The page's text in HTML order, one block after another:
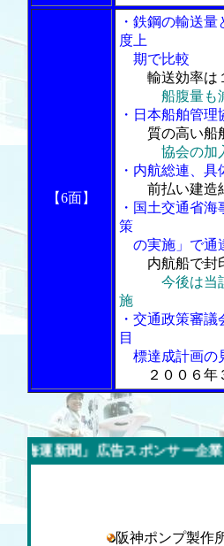
【6面】
・鉄鋼の輸送
度上
期で比較
輸送効率は
船腹量も
・日本船舶管
質の高い船
協会の加
・内航総連、
前払い建造
・国土交通省
策
の実施」で通
内航船で封
今後は当
施
・交通政策審
目
標達成計画の
２００６
ポンサー企業
阪神ポンプ製